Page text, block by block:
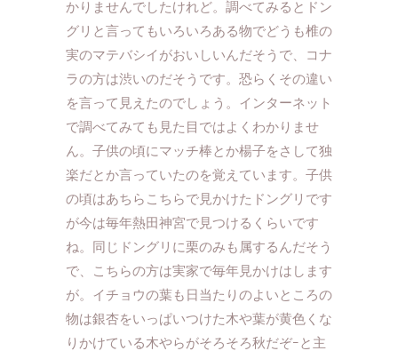
かりませんでしたけれど。調べてみるとドン
グリと言ってもいろいろある物でどうも椎の
実のマテバシイがおいしいんだそうで、コナ
ラの方は渋いのだそうです。恐らくその違い
を言って見えたのでしょう。インターネット
で調べてみても見た目ではよくわかりませ
ん。子供の頃にマッチ棒とか楊子をさして独
楽だとか言っていたのを覚えています。子供
の頃はあちらこちらで見かけたドングリです
が今は毎年熱田神宮で見つけるくらいです
ね。同じドングリに栗のみも属するんだそう
で、こちらの方は実家で毎年見かけはします
が。イチョウの葉も日当たりのよいところの
物は銀杏をいっぱいつけた木や葉が黄色くな
りかけている木やらがそろそろ秋だぞｰと主